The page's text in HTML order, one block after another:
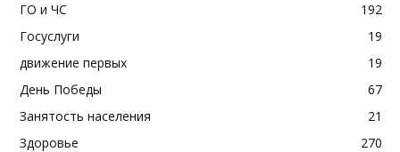
ГО и ЧС
192
Госуслуги
19
движение первых
19
День Победы
67
Занятость населения
21
Здоровье
270